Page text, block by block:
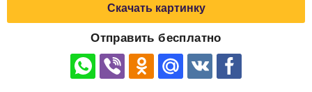
Скачать картинку
Отправить бесплатно